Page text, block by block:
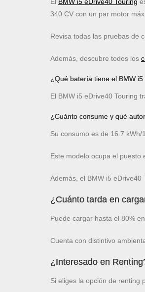
340 CV con un par motor
Revisa todas las pruebas de
Además, descubre todos los
¿Qué batería tiene el BMW
El BMW i5 eDrive40 Touring
¿Cuánto consume y qué
Su consumo es de 16.7
Este modelo ocupa el puesto
Además, el BMW i5
¿Cuánto tarda en
Puede cargar hasta el 80%
Cuenta con distintivo
¿Interesado en
Si eliges la opción de renting